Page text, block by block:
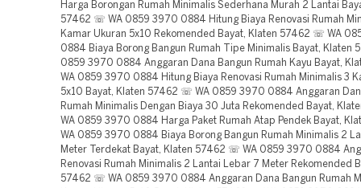
Harga Borongan Rumah Minimalis Sederhana Murah 2 Lantai
57462 ☏ WA 0859 3970 0884 Hitung Biaya Renovasi Rumah
Kamar Ukuran 5x10 Rekomended Bayat, Klaten 57462 ☏ WA
0884 Biaya Borong Bangun Rumah Tipe Minimalis Bayat, Klaten
0859 3970 0884 Anggaran Dana Bangun Rumah Kayu Bayat,
WA 0859 3970 0884 Hitung Biaya Renovasi Rumah Minimalis 3
5x10 Bayat, Klaten 57462 ☏ WA 0859 3970 0884 Anggaran
Rumah Minimalis Dengan Biaya 30 Juta Rekomended Bayat,
WA 0859 3970 0884 Harga Paket Rumah Atap Pendek Bayat,
WA 0859 3970 0884 Biaya Borong Bangun Rumah Minimalis 2
Meter Terdekat Bayat, Klaten 57462 ☏ WA 0859 3970 0884
Renovasi Rumah Minimalis 2 Lantai Lebar 7 Meter Rekomended
57462 ☏ WA 0859 3970 0884 Anggaran Dana Bangun Rumah